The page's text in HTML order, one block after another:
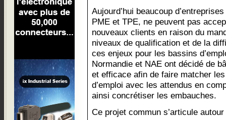
Aujourd’hui beaucoup
PME et TPE, ne peuvent pas
nouveaux clients en raison du
niveaux de qualification et de la
ces enjeux pour les bassins
Normandie et NAE ont décidé de
et efficace afin de faire matcher
d’emploi avec les attendus en
ainsi concrétiser les embauches.
Ce projet commun s’articule